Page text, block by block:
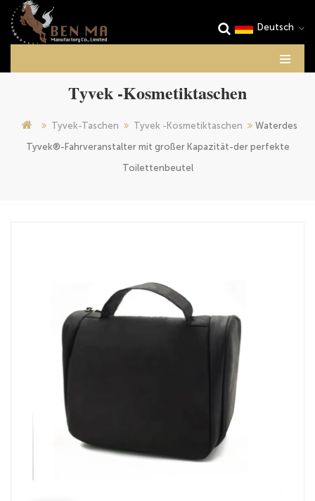
Deutsch
Tyvek -Kosmetiktaschen
Tyvek-Taschen Tyvek -Kosmetiktaschen
Waterdes
Tyvek®-Fahrveranstalter mit großer Kapazität-der perfekte
Toilettenbeutel